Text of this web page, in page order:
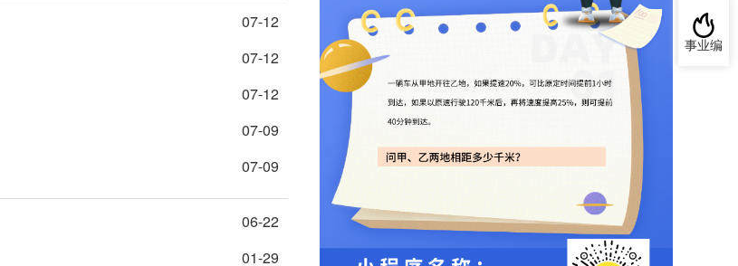
07-12
07-12
07-12
07-09
07-09
06-22
01-29
事业编